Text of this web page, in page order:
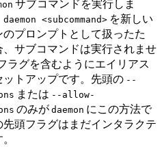
サブコマンドを実行しま
daemon <subcommand> を新しい
プロンプトとして扱ったた
サブコマンドは実行されませ
ラグを含むようにエイリアス
トアップです。先頭の --
または --allow-
のみが daemon にこの方法で
頭フラグはまだインタラクテ